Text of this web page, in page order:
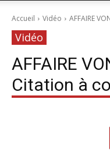
Accueil Vidéo AFFAIRE
Vidéo
AFFAIRE
Citation à